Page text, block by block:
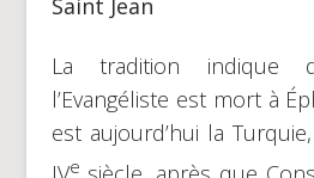
Saint Jean
La tradition indique
l’Evangéliste est mort à
est aujourd’hui la
e